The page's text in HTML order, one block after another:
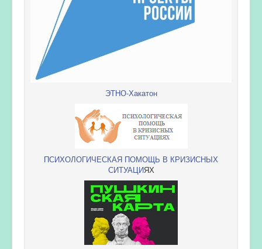
ЭТНО-Хакатон
ПСИХОЛОГИЧЕСКАЯ ПОМОЩЬ В КРИЗИСНЫХ
СИТУАЦИЯХ